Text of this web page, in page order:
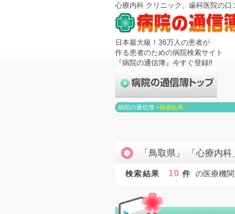
心療内科 クリニック、歯科医院の口
日本最大級！36万人の患者が
作る患者のための病院検索サイト
『病院の通信簿』今すぐ登録!!
病院の通信簿 >検索結果
「鳥取県」 「心療内科
検索結果 10 件 の医療機